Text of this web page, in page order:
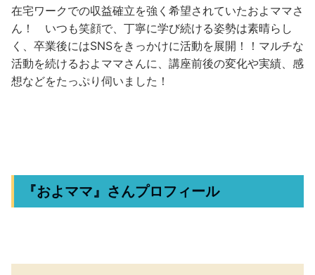
在宅ワークでの収益確立を強く希望されていたおよママさ
ん！ いつも笑顔で、丁寧に学び続ける姿勢は素晴らし
く、卒業後にはSNSをきっかけに活動を展開！！マルチな
活動を続けるおよママさんに、講座前後の変化や実績、感
想などをたっぷり伺いました！
『およママ』さんプロフィール